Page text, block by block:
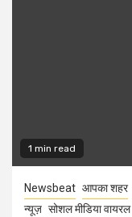
1 min read
Newsbeat आपका शहर
न्यूज़ सोशल मीडिया वायरल